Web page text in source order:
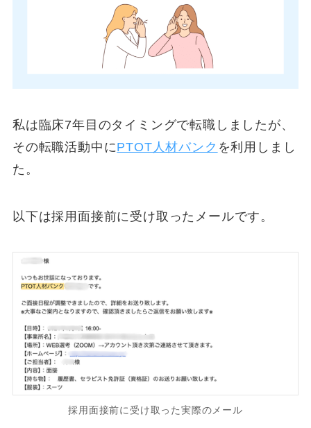
私は臨床7年目のタイミングで転職しましたが、
その転職活動中にPTOT人材バンク を利用しまし
た。
以下は採用面接前に受け取ったメールです。
採用面接前に受け取った実際のメール